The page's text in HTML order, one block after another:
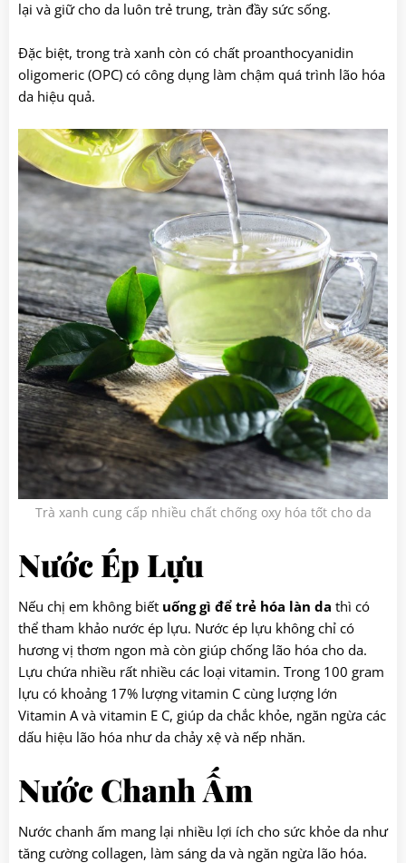
lại và giữ cho da luôn trẻ trung, tràn đầy sức sống.
Đặc biệt, trong trà xanh còn có chất proanthocyanidin
oligomeric (OPC) có công dụng làm chậm quá trình lão hóa
da hiệu quả.
Trà xanh cung cấp nhiều chất chống oxy hóa tốt cho da
Nước Ép Lựu
Nếu chị em không biết uống gì để trẻ hóa làn da thì có
thể tham khảo nước ép lựu. Nước ép lựu không chỉ có
hương vị thơm ngon mà còn giúp chống lão hóa cho da.
Lựu chứa nhiều rất nhiều các loại vitamin. Trong 100 gram
lựu có khoảng 17% lượng vitamin C cùng lượng lớn
Vitamin A và vitamin E C, giúp da chắc khỏe, ngăn ngừa các
dấu hiệu lão hóa như da chảy xệ và nếp nhăn.
Nước Chanh Ấm
Nước chanh ấm mang lại nhiều lợi ích cho sức khỏe da như
tăng cường collagen, làm sáng da và ngăn ngừa lão hóa.